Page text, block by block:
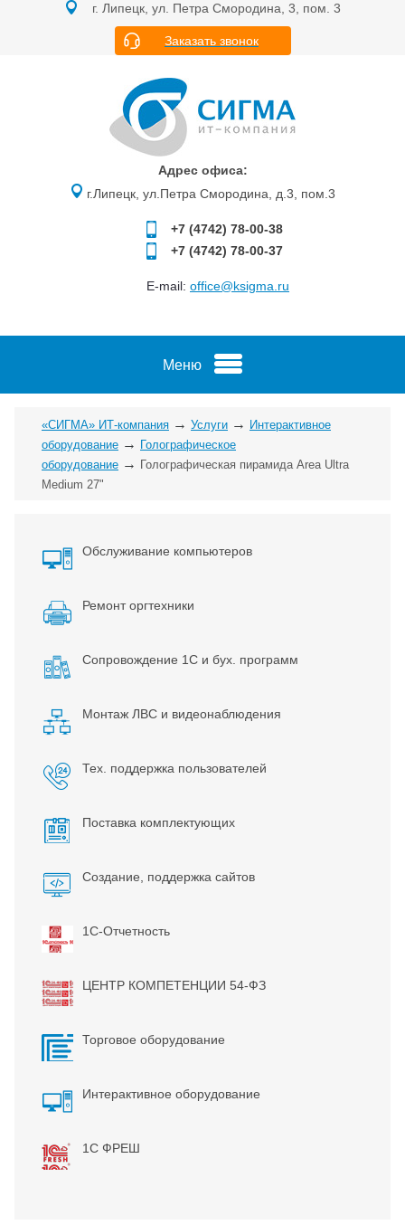
г. Липецк, ул. Петра Смородина, 3, пом. 3
Заказать звонок
Адрес офиса:
г.Липецк, ул.Петра Смородина, д.3, пом.3
+7 (4742) 78-00-38
+7 (4742) 78-00-37
E-mail: office@ksigma.ru
Меню
«СИГМА» ИТ-компания → Услуги → Интерактивное
оборудование → Голографическое
оборудование → Голографическая пирамида Area Ultra
Medium 27"
Обслуживание компьютеров
Ремонт оргтехники
Сопровождение 1С и бух. программ
Монтаж ЛВС и видеонаблюдения
Тех. поддержка пользователей
Поставка комплектующих
Создание, поддержка сайтов
1С-Отчетность
ЦЕНТР КОМПЕТЕНЦИИ 54-ФЗ
Торговое оборудование
Интерактивное оборудование
1С ФРЕШ